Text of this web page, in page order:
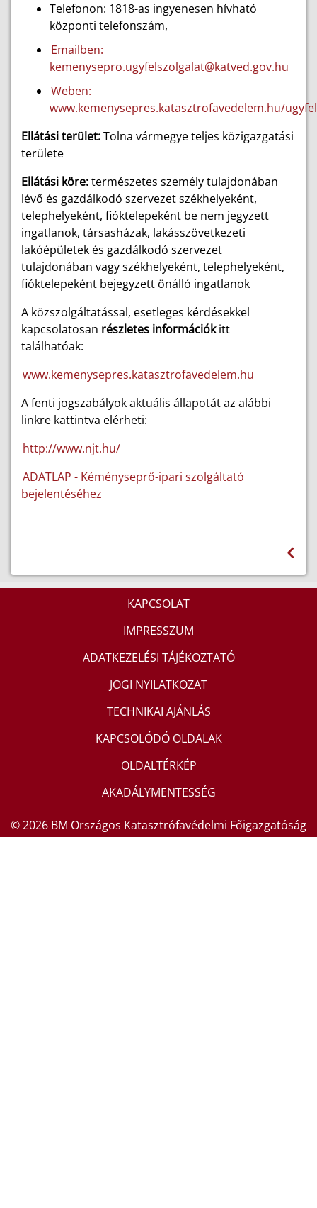
Telefonon: 1818-as ingyenesen hívható
központi telefonszám,
Emailben:
kemenysepro.ugyfelszolgalat@katved.gov.hu
Weben:
www.kemenysepres.katasztrofavedelem.hu/
Ellátási terület:Tolna vármegye teljes közigazgatási
területe
Ellátási köre:természetes személy tulajdonában
lévő és gazdálkodó szervezet székhelyeként,
telephelyeként, fióktelepeként be nem jegyzett
ingatlanok, társasházak, lakásszövetkezeti
lakóépületek és gazdálkodó szervezet
tulajdonában vagy székhelyeként, telephelyeként,
fióktelepeként bejegyzett önálló ingatlanok
A közszolgáltatással, esetleges kérdésekkel
kapcsolatosan részletes információkitt
találhatóak:
www.kemenysepres.katasztrofavedelem.hu
A fenti jogszabályok aktuális állapotát az alábbi
linkre kattintva elérheti:
http://www.njt.hu/
ADATLAP - Kéményseprő-ipari szolgáltató
bejelentéséhez
KAPCSOLAT
IMPRESSZUM
ADATKEZELÉSI TÁJÉKOZTATÓ
JOGI NYILATKOZAT
TECHNIKAI AJÁNLÁS
KAPCSOLÓDÓ OLDALAK
OLDALTÉRKÉP
AKADÁLYMENTESSÉG
© 2026 BM Országos Katasztrófavédelmi Főigazgatóság